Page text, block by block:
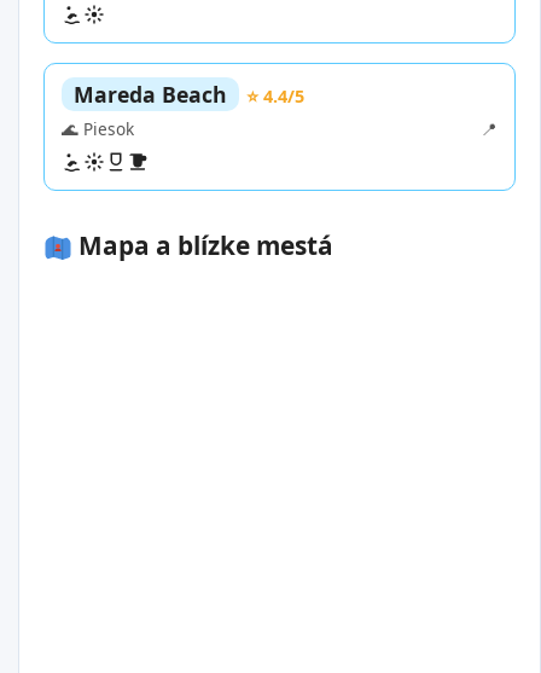
Mareda Beach
⭐ 4.4/5
🌊 Piesok
📍
Mapa a blízke mestá